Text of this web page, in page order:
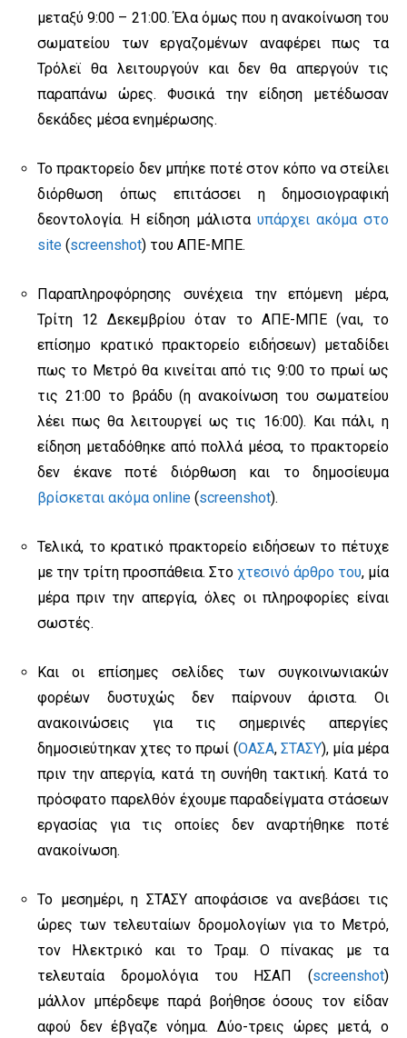
μεταξύ 9:00 – 21:00. Έλα όμως που η ανακοίνωση του
σωματείου των εργαζομένων αναφέρει πως τα
Τρόλεϊ θα λειτουργούν και δεν θα απεργούν τις
παραπάνω ώρες. Φυσικά την είδηση μετέδωσαν
δεκάδες μέσα ενημέρωσης.
Το πρακτορείο δεν μπήκε ποτέ στον κόπο να στείλει
διόρθωση όπως επιτάσσει η δημοσιογραφική
δεοντολογία. Η είδηση μάλιστα υπάρχει ακόμα στο
site (screenshot) του ΑΠΕ-ΜΠΕ.
Παραπληροφόρησης συνέχεια την επόμενη μέρα,
Τρίτη 12 Δεκεμβρίου όταν το ΑΠΕ-ΜΠΕ (ναι, το
επίσημο κρατικό πρακτορείο ειδήσεων) μεταδίδει
πως το Μετρό θα κινείται από τις 9:00 το πρωί ως
τις 21:00 το βράδυ (η ανακοίνωση του σωματείου
λέει πως θα λειτουργεί ως τις 16:00). Και πάλι, η
είδηση μεταδόθηκε από πολλά μέσα, το πρακτορείο
δεν έκανε ποτέ διόρθωση και το δημοσίευμα
βρίσκεται ακόμα online (screenshot).
Τελικά, το κρατικό πρακτορείο ειδήσεων το πέτυχε
με την τρίτη προσπάθεια. Στο χτεσινό άρθρο του, μία
μέρα πριν την απεργία, όλες οι πληροφορίες είναι
σωστές.
Και οι επίσημες σελίδες των συγκοινωνιακών
φορέων δυστυχώς δεν παίρνουν άριστα. Οι
ανακοινώσεις για τις σημερινές απεργίες
δημοσιεύτηκαν χτες το πρωί (ΟΑΣΑ, ΣΤΑΣΥ), μία μέρα
πριν την απεργία, κατά τη συνήθη τακτική. Κατά το
πρόσφατο παρελθόν έχουμε παραδείγματα στάσεων
εργασίας για τις οποίες δεν αναρτήθηκε ποτέ
ανακοίνωση.
Το μεσημέρι, η ΣΤΑΣΥ αποφάσισε να ανεβάσει τις
ώρες των τελευταίων δρομολογίων για το Μετρό,
τον Ηλεκτρικό και το Τραμ. Ο πίνακας με τα
τελευταία δρομολόγια του ΗΣΑΠ (screenshot)
μάλλον μπέρδεψε παρά βοήθησε όσους τον είδαν
αφού δεν έβγαζε νόημα. Δύο-τρεις ώρες μετά, ο